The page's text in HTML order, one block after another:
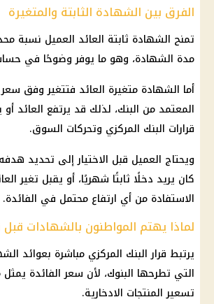
الفرق بين الشهادة الثابتة والمتغيرة
تمنح الشهادة ثابتة العائد العميل نسبة
مدة الشهادة، وهو ما يوفر وضوحًا في
أما الشهادة متغيرة العائد فتتغير وفق سعر
المعتمد من البنك، لذلك قد يرتفع العائد
قرارات البنك المركزي وتحركات السوق.
ويحتاج العميل قبل الاختيار إلى تحديد
كان يريد دخلًا ثابتًا شهريًا، أو يقبل تغير
الاستفادة من أي ارتفاع محتمل في الفائدة.
لماذا يهتم المواطنون بالشهادات قبل
يرتبط قرارالبنك المركزي مباشرة بعوائد
التي تطرحها البنوك، لأن سعر الفائدة
تسعيرالمنتجات الادخارية.